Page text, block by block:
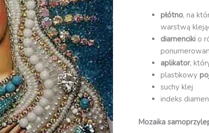
płótno, na
warstwą
diamenciki o
aplikator,
plastikowy
suchy klej
indeks
Mozaika